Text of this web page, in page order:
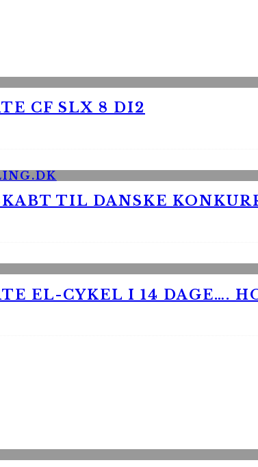
CF SLX 8 DI2
TIL DANSKE
EL-CYKEL I 14 DAGE….